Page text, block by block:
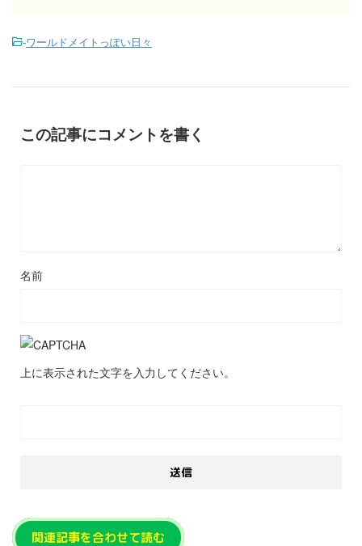
-ワールドメイトっぽい日々
この記事にコメントを書く
名前
上に表示された文字を入力してください。
関連記事を合わせて読む